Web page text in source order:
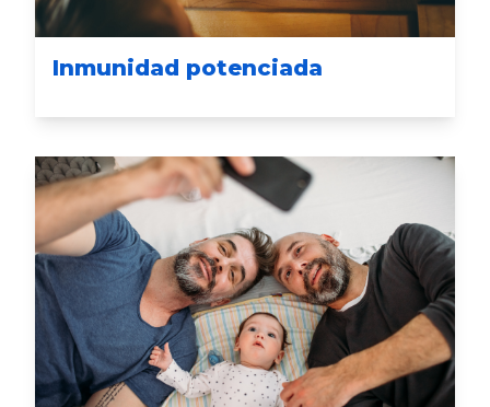
Inmunidad potenciada